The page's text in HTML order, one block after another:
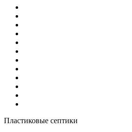
Пластиковые септики